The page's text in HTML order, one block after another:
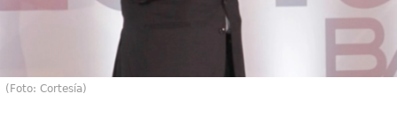
(Foto: Cortesía)